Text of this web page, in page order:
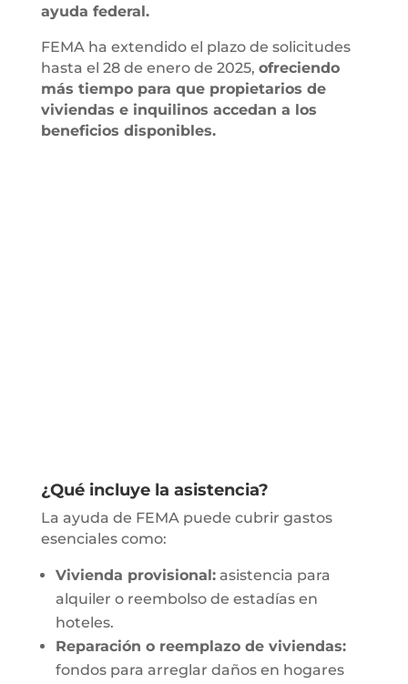
ayuda federal.
FEMA ha extendido el plazo de solicitudes
hasta el 28 de enero de 2025, ofreciendo
más tiempo para que propietarios de
viviendas e inquilinos accedan a los
beneficios disponibles.
¿Qué incluye la asistencia?
La ayuda de FEMA puede cubrir gastos
esenciales como:
Vivienda provisional:asistencia para
alquiler o reembolso de estadías en
hoteles.
Reparación o reemplazo de viviendas:
fondos para arreglar daños en hogares